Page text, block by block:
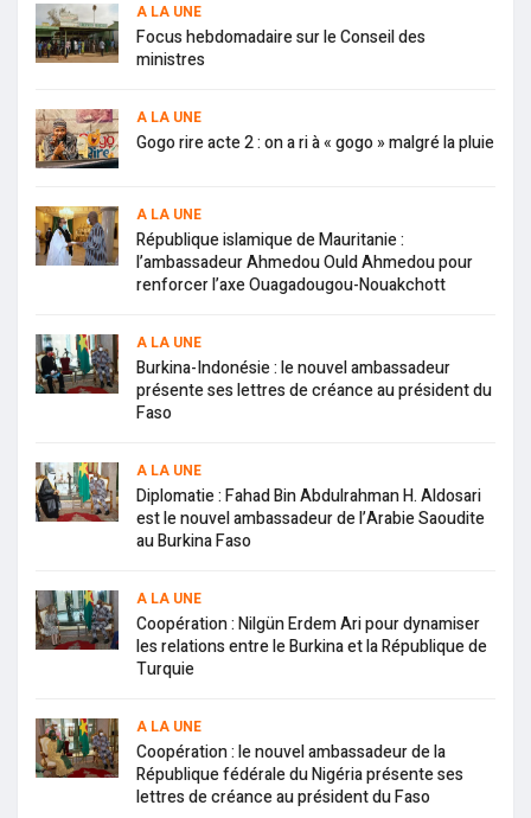
A LA UNE
Focus hebdomadaire sur le Conseil des
ministres
A LA UNE
Gogo rire acte 2 : on a ri à « gogo » malgré la pluie
A LA UNE
République islamique de Mauritanie :
l’ambassadeur Ahmedou Ould Ahmedou pour
renforcer l’axe Ouagadougou-Nouakchott
A LA UNE
Burkina-Indonésie : le nouvel ambassadeur
présente ses lettres de créance au président du
Faso
A LA UNE
Diplomatie : Fahad Bin Abdulrahman H. Aldosari
est le nouvel ambassadeur de l’Arabie Saoudite
au Burkina Faso
A LA UNE
Coopération : Nilgün Erdem Ari pour dynamiser
les relations entre le Burkina et la République de
Turquie
A LA UNE
Coopération : le nouvel ambassadeur de la
République fédérale du Nigéria présente ses
lettres de créance au président du Faso